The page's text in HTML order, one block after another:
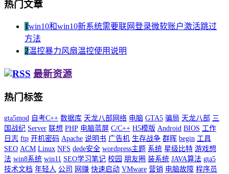
热门文章
1win10和win10新系统需要联网登录微软账户激活跳过
方法
2温控暴力风扇温控使用说明
最新资源
热门标签
gta5mod 自考C++ 数据库 天龙八部网络 电脑 GTA5 骗局 天龙八部 三
国战纪 Server 联想 PHP 电脑蓝屏 C/C++ H5模版 Android BIOS 工作
日志 ftp 开机密码 Apache 说明书 广告机 生存战争 群晖 begin 工具
SEO ACM Linux NFS dede安全 wordpress主题 系统 星级比特 游戏想
法 win8系统 win11 SEO学习笔记 校园 朋友圈 装系统 JAVA算法 gta5
技术文档 年轻人 公司 网赚 快速启动 VMware 营销 电脑故障 程序员